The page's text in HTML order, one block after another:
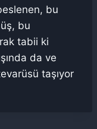
bu
bu
tabii ki
da ve
taşıyor